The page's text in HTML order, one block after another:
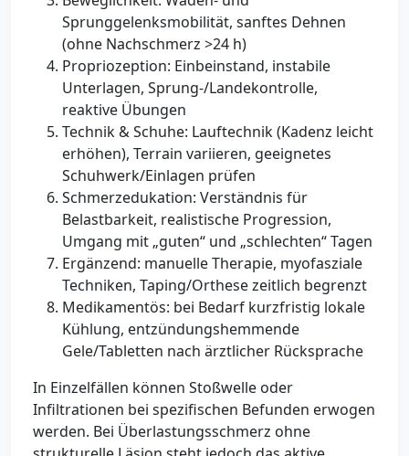
Sprunggelenksmobilität, sanftes Dehnen
(ohne Nachschmerz >24 h)
Propriozeption: Einbeinstand, instabile
Unterlagen, Sprung-/Landekontrolle,
reaktive Übungen
Technik & Schuhe: Lauftechnik (Kadenz leicht
erhöhen), Terrain variieren, geeignetes
Schuhwerk/Einlagen prüfen
Schmerzedukation: Verständnis für
Belastbarkeit, realistische Progression,
Umgang mit „guten“ und „schlechten“ Tagen
Ergänzend: manuelle Therapie, myofasziale
Techniken, Taping/Orthese zeitlich begrenzt
Medikamentös: bei Bedarf kurzfristig lokale
Kühlung, entzündungshemmende
Gele/Tabletten nach ärztlicher Rücksprache
In Einzelfällen können Stoßwelle oder
Infiltrationen bei spezifischen Befunden erwogen
werden. Bei Überlastungsschmerz ohne